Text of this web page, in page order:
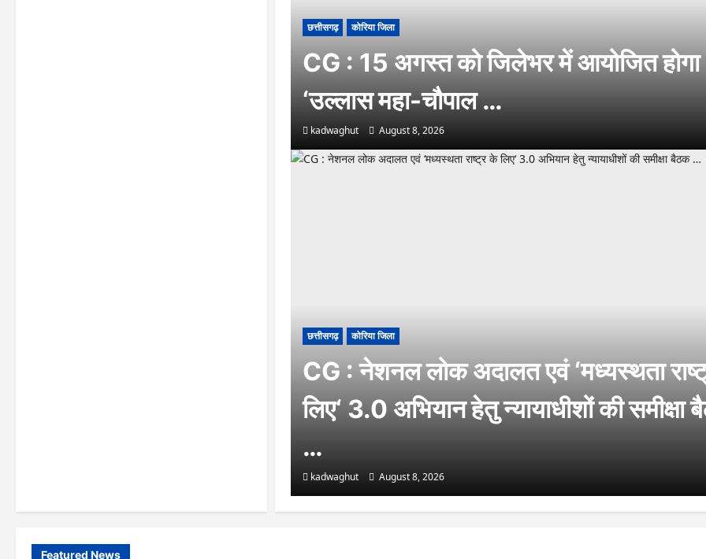
छत्तीसगढ़ कोरिया जिला
CG : 15 अगस्त को जिलेभर में आयोजित होगा
‘उल्लास महा-चौपाल …
kadwaghut August 8, 2026
छत्तीसगढ़ कोरिया जिला
CG : नेशनल लोक अदालत एवं ‘मध्यस्थता
लिए‘ 3.0 अभियान हेतु न्यायाधीशों की समीक्षा
…
kadwaghut August 8, 2026
Featured News